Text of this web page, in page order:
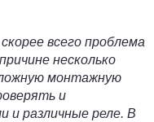
всего проблема
несколько
монтажную
и
и различные реле. В